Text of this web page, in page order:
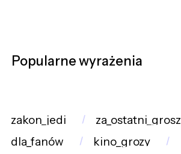
Popularne wyrażenia
zakon_jedi
za_ostatni_grosz
dla_fanów
kino_grozy